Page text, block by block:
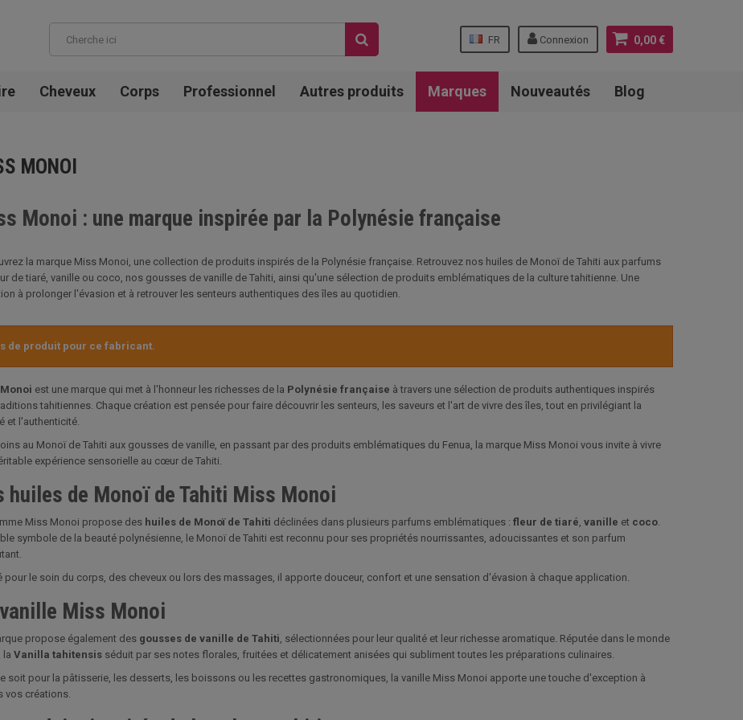
0,00 €
Connexion
FR
Cheveux Corps Professionnel Autres produits Marques Nouveautés Blog
MONOI
Monoi : une marque inspirée par la Polynésie française
la marque Miss Monoi, une collection de produits inspirés de la Polynésie française. Retrouvez nos huiles de Monoï de Tahiti aux parfums
de tiaré, vanille ou coco, nos gousses de vanille de Tahiti, ainsi qu'une sélection de produits emblématiques de la culture tahitienne. Une
à prolonger l'évasion et à retrouver les senteurs authentiques des îles au quotidien.
de produit pour ce fabricant.
est une marque qui met à l'honneur les richesses de la Polynésie française à travers une sélection de produits authentiques inspirés
tahitiennes. Chaque création est pensée pour faire découvrir les senteurs, les saveurs et l'art de vivre des îles, tout en privilégiant la
et l'authenticité.
au Monoï de Tahiti aux gousses de vanille, en passant par des produits emblématiques du Fenua, la marque Miss Monoi vous invite à vivre
expérience sensorielle au cœur de Tahiti.
huiles de Monoï de Tahiti Miss Monoi
Miss Monoi propose des huiles de Monoï de Tahiti déclinées dans plusieurs parfums emblématiques : fleur de tiaré, vanille et coco.
symbole de la beauté polynésienne, le Monoï de Tahiti est reconnu pour ses propriétés nourrissantes, adoucissantes et son parfum
pour le soin du corps, des cheveux ou lors des massages, il apporte douceur, confort et une sensation d'évasion à chaque application.
Miss Monoi
propose également des gousses de vanille de Tahiti, sélectionnées pour leur qualité et leur richesse aromatique. Réputée dans le monde
la Vanilla tahitensis séduit par ses notes florales, fruitées et délicatement anisées qui subliment toutes les préparations culinaires.
soit pour la pâtisserie, les desserts, les boissons ou les recettes gastronomiques, la vanille Miss Monoi apporte une touche d'exception à
vos créations.